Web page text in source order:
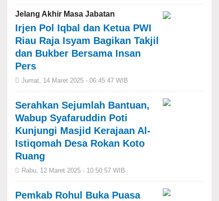
Jelang Akhir Masa Jabatan
Irjen Pol Iqbal dan Ketua PWI
Riau Raja Isyam Bagikan Takjil
dan Bukber Bersama Insan
Pers
Jumat, 14 Maret 2025 - 06:45:47 WIB
Serahkan Sejumlah Bantuan,
Wabup Syafaruddin Poti
Kunjungi Masjid Kerajaan Al-
Istiqomah Desa Rokan Koto
Ruang
Rabu, 12 Maret 2025 - 10:50:57 WIB
Pemkab Rohul Buka Puasa